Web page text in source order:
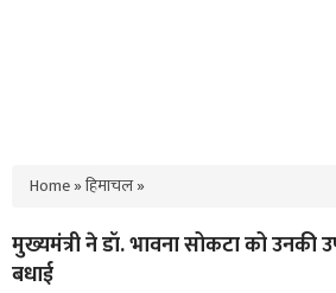
Home»हिमाचल»
मुख्यमंत्री ने डॉ. भावना सोकटा को उनकी
बधाई